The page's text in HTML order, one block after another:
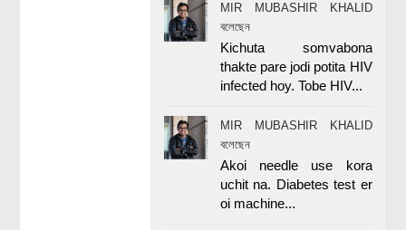
MIR MUBASHIR KHALID
বলেছেন
Kichuta somvabona
thakte pare jodi potita HIV
infected hoy. Tobe HIV...
MIR MUBASHIR KHALID
বলেছেন
Akoi needle use kora
uchit na. Diabetes test er
oi machine...